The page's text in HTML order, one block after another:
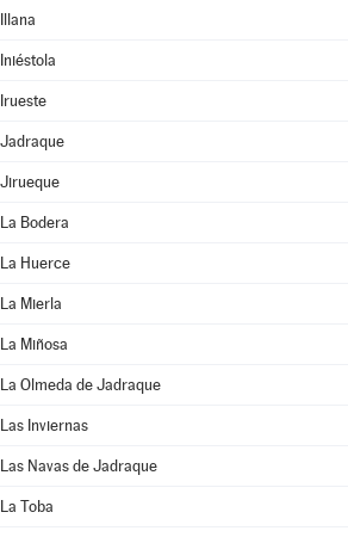
Illana
Iniéstola
Irueste
Jadraque
Jirueque
La Bodera
La Huerce
La Mierla
La Miñosa
La Olmeda de Jadraque
Las Inviernas
Las Navas de Jadraque
La Toba